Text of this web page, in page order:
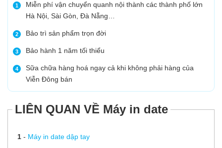
1
Miễn phí vận chuyển quanh nội thành các thành phố lớn
Hà Nội, Sài Gòn, Đà Nẵng…
2 Bảo trì sản phẩm trọn đời
3 Bảo hành 1 năm tối thiểu
4
Sữa chữa hàng hoá ngay cả khi không phải hàng của
Viễn Đông bán
LIÊN QUAN VỀ Máy in date
1- Máy in date dập tay